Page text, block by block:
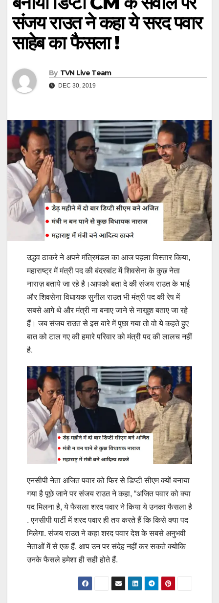
संजय राउत ने कहा ये सरद पवार
साहेब का फैसला !
By TVN Live Team
DEC 30, 2019
उद्धव ठाकरे ने अपने मंत्रिमंडल का आज पहला विस्तार किया,
महाराष्ट्र में मंत्री पद की बंदरबांट में शिवसेना के कुछ नेता
नाराज़ बताये जा रहे है।आपको बता दे की संजय राउत के भाई
और शिवसेना विधायक सुनील राउत भी मंत्री पद की रेष में
सबसे आगे थे और मंत्री ना बनाए जाने से नाखुश बताए जा रहे
हैं। जब संजय राउत से इस बारे में पुछा गया तो वो ये कहते हुए
बात को टाल गए की हमारे परिवार को मंत्री पद की लालच नहीं
है.
एनसीपी नेता अजित पवार को फिर से डिप्टी सीएम क्यों बनाया
गया है पूछे जाने पर संजय राउत ने कहा, “अजित पवार को क्या
पद मिलना है, ये फैसला शरद पवार ने किया ये उनका फैसला है
. एनसीपी पार्टी में शरद पवार ही तय करते हैं कि किसे क्या पद
मिलेगा. संजय राउत ने कहा शरद पवार देश के सबसे अनुभवी
नेताओं में से एक हैं, आप उन पर संदेह नहीं कर सकते क्योकि
उनके फैसले हमेशा ही सही होते हैं.